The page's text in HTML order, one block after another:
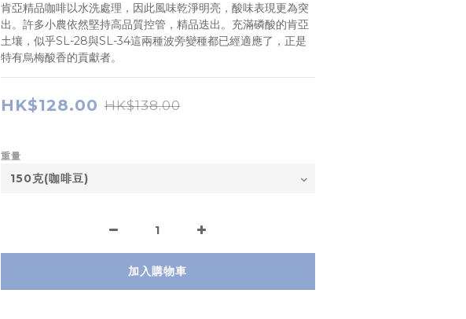
肯亞精品咖啡以水洗處理，因此風味乾淨明亮，酸味表現更為突
出。許多小農依然堅持高品質控管，精品迭出。充滿磷酸的肯亞
土壤，似乎SL-28與SL-34這兩種波旁變種都已經適應了，正是
特有烏梅酸香的貢獻者。
HK$128.00 HK$138.00
重量
加入購物車